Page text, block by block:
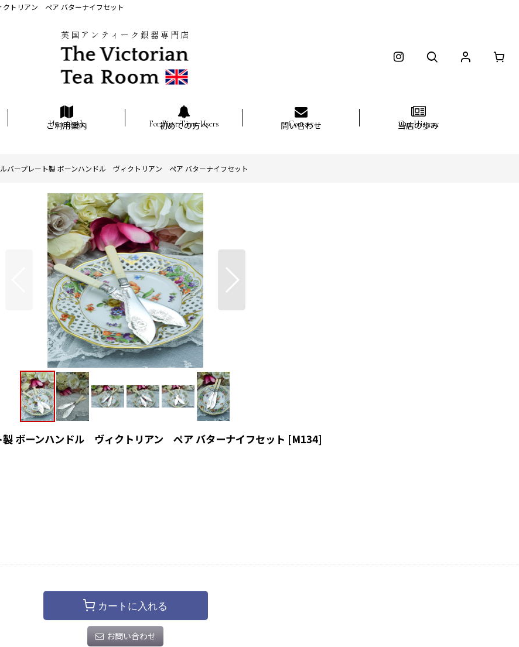
クトリアン ペア バターナイフセット
英国アンティーク銀器専門店
ご利用案内 初めての方へ 問い合わせ 当店の歩み
バープレート製 ボーンハンドル ヴィクトリアン ペア バターナイフセット
製 ボーンハンドル ヴィクトリアン ペア バターナイフセット [M134]
カートに入れる
お問い合わせ